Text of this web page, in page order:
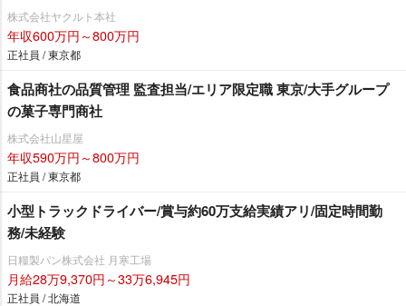
株式会社ヤクルト本社
年収600万円～800万円
正社員 / 東京都
食品商社の品質管理 監査担当/エリア限定職 東京/大手グループ
の菓子専門商社
株式会社山星屋
年収590万円～800万円
正社員 / 東京都
小型トラックドライバー/賞与約60万支給実績アリ/固定時間勤
務/未経験
日糧製パン株式会社 月寒工場
月給28万9,370円～33万6,945円
正社員 / 北海道